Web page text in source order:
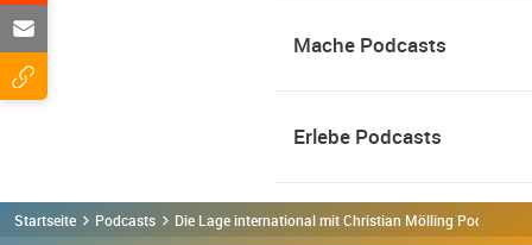
Mache Podcasts
Erlebe Podcasts
Startseite Podcasts Die Lage international mit Christian Mölling Podcast